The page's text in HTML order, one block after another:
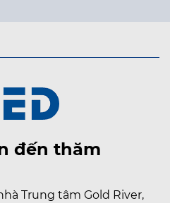
đến thăm
Trung tâm Gold River,